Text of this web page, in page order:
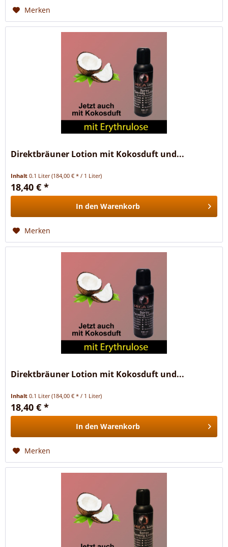
Merken
Direktbräuner Lotion mit Kokosduft und...
Inhalt0.1 Liter(184,00 € * / 1 Liter)
18,40 € *
In den Warenkorb
Merken
Direktbräuner Lotion mit Kokosduft und...
Inhalt0.1 Liter(184,00 € * / 1 Liter)
18,40 € *
In den Warenkorb
Merken